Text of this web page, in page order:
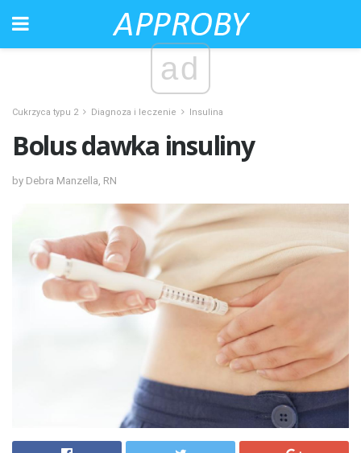
ad
Cukrzyca typu 2 Diagnoza i leczenie Insulina
Bolus dawka insuliny
by Debra Manzella, RN